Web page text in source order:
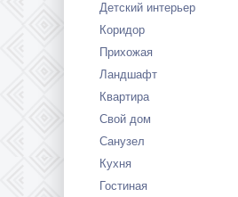
Детский интерьер
Коридор
Прихожая
Ландшафт
Квартира
Свой дом
Санузел
Кухня
Гостиная